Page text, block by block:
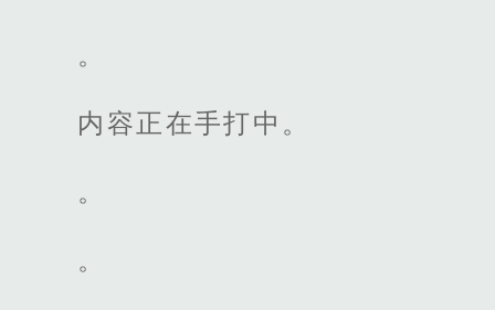
。
内容正在手打中。
。
。